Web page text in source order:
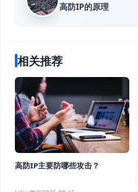
高防IP的原理
相关推荐
高防IP主要防哪些攻击？